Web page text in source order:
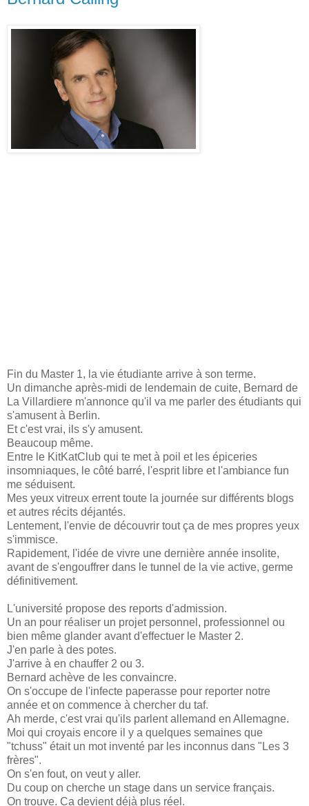
Fin du Master 1, la vie étudiante arrive à son terme.
Un dimanche après-midi de lendemain de cuite, Bernard de
La Villardiere m'annonce qu'il va me parler des étudiants qui
s'amusent à Berlin.
Et c'est vrai, ils s'y amusent.
Beaucoup même.
Entre le KitKatClub qui te met à poil et les épiceries
insomniaques, le côté barré, l'esprit libre et l'ambiance fun
me séduisent.
Mes yeux vitreux errent toute la journée sur différents blogs
et autres récits déjantés.
Lentement, l'envie de découvrir tout ça de mes propres yeux
s'immisce.
Rapidement, l'idée de vivre une dernière année insolite,
avant de s'engouffrer dans le tunnel de la vie active, germe
définitivement.
L'université propose des reports d'admission.
Un an pour réaliser un projet personnel, professionnel ou
bien même glander avant d'effectuer le Master 2.
J'en parle à des potes.
J'arrive à en chauffer 2 ou 3.
Bernard achève de les convaincre.
On s'occupe de l'infecte paperasse pour reporter notre
année et on commence à chercher du taf.
Ah merde, c'est vrai qu'ils parlent allemand en Allemagne.
Moi qui croyais encore il y a quelques semaines que
"tchuss" était un mot inventé par les inconnus dans "Les 3
frères".
On s'en fout, on veut y aller.
Du coup on cherche un stage dans un service français.
On trouve. Ca devient déjà plus réel.